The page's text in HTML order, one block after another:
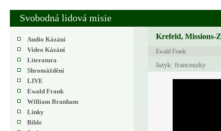
Svobodná lidová misie
Audio Kázání
Video Kázání
Literatura
Shromáždění
LIVE
Ewald Frank
William Branham
Linky
Bible
Krefeld, Missions-
Ewald Frank
Jazyk: francouzky